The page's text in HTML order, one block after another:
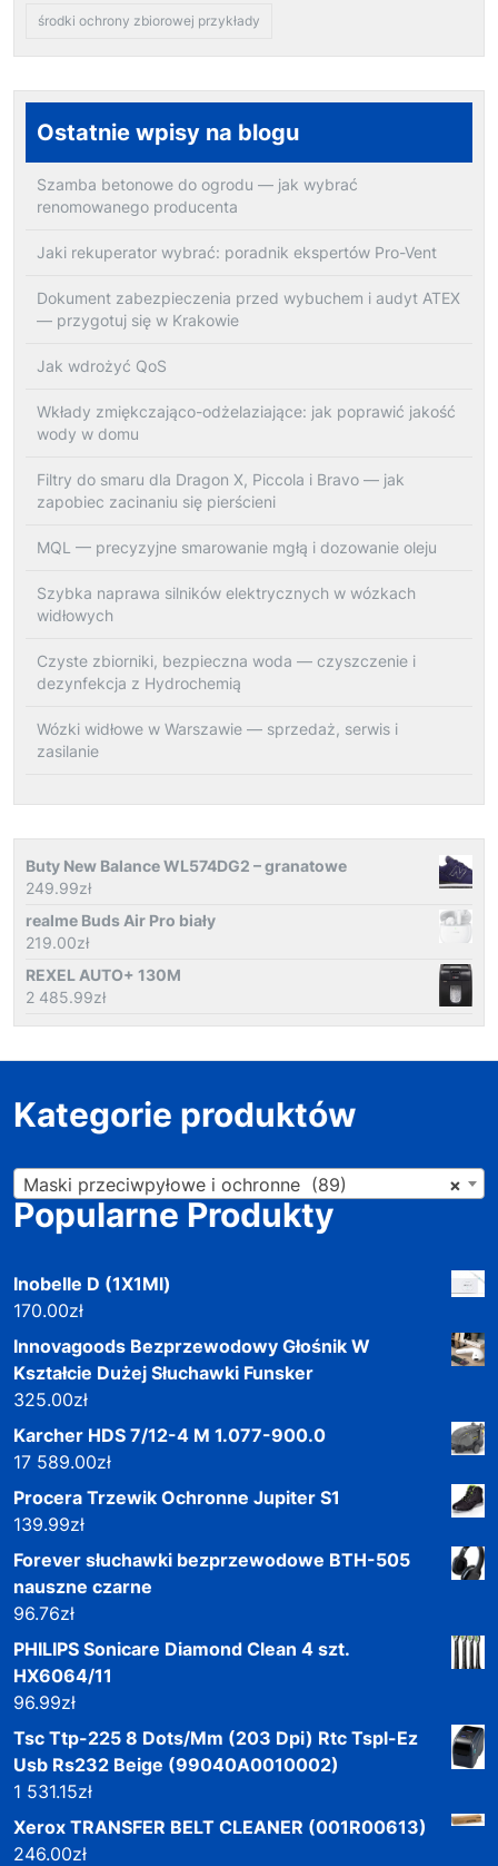
środki ochrony zbiorowej przykłady
Ostatnie wpisy na blogu
Szamba betonowe do ogrodu — jak wybrać
renomowanego producenta
Jaki rekuperator wybrać: poradnik ekspertów Pro-Vent
Dokument zabezpieczenia przed wybuchem i audyt ATEX
— przygotuj się w Krakowie
Jak wdrożyć QoS
Wkłady zmiękczająco-odżelaziające: jak poprawić jakość
wody w domu
Filtry do smaru dla Dragon X, Piccola i Bravo — jak
zapobiec zacinaniu się pierścieni
MQL — precyzyjne smarowanie mgłą i dozowanie oleju
Szybka naprawa silników elektrycznych w wózkach
widłowych
Czyste zbiorniki, bezpieczna woda — czyszczenie i
dezynfekcja z Hydrochemią
Wózki widłowe w Warszawie — sprzedaż, serwis i
zasilanie
Buty New Balance WL574DG2 – granatowe
249.99zł
realme Buds Air Pro biały
219.00zł
REXEL AUTO+ 130M
2 485.99zł
Kategorie produktów
×
Maski przeciwpyłowe i ochronne (89)
Popularne Produkty
Inobelle D (1X1Ml)
170.00zł
Innovagoods Bezprzewodowy Głośnik W
Kształcie Dużej Słuchawki Funsker
325.00zł
Karcher HDS 7/12-4 M 1.077-900.0
17 589.00zł
Procera Trzewik Ochronne Jupiter S1
139.99zł
Forever słuchawki bezprzewodowe BTH-505
nauszne czarne
96.76zł
PHILIPS Sonicare Diamond Clean 4 szt.
HX6064/11
96.99zł
Tsc Ttp-225 8 Dots/Mm (203 Dpi) Rtc Tspl-Ez
Usb Rs232 Beige (99040A0010002)
1 531.15zł
Xerox TRANSFER BELT CLEANER (001R00613)
246.00zł